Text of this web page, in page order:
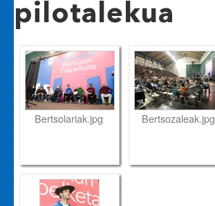
Sailkapena
Bertsoa.com
pilotalekua
Bertsolariak.jpg Bertsozaleak.jpg